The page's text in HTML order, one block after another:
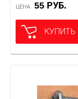
ЦЕНА 55 РУБ.
КУПИТЬ